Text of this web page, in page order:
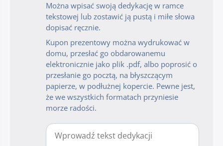
Można wpisać swoją dedykację w ramce
tekstowej lub zostawić ją pustą i miłe słowa
dopisać ręcznie.
Kupon prezentowy można wydrukować w
domu, przesłać go obdarowanemu
elektronicznie jako plik .pdf, albo poprosić o
przesłanie go pocztą, na błyszczącym
papierze, w podłużnej kopercie. Pewne jest,
że we wszystkich formatach przyniesie
morze radości.